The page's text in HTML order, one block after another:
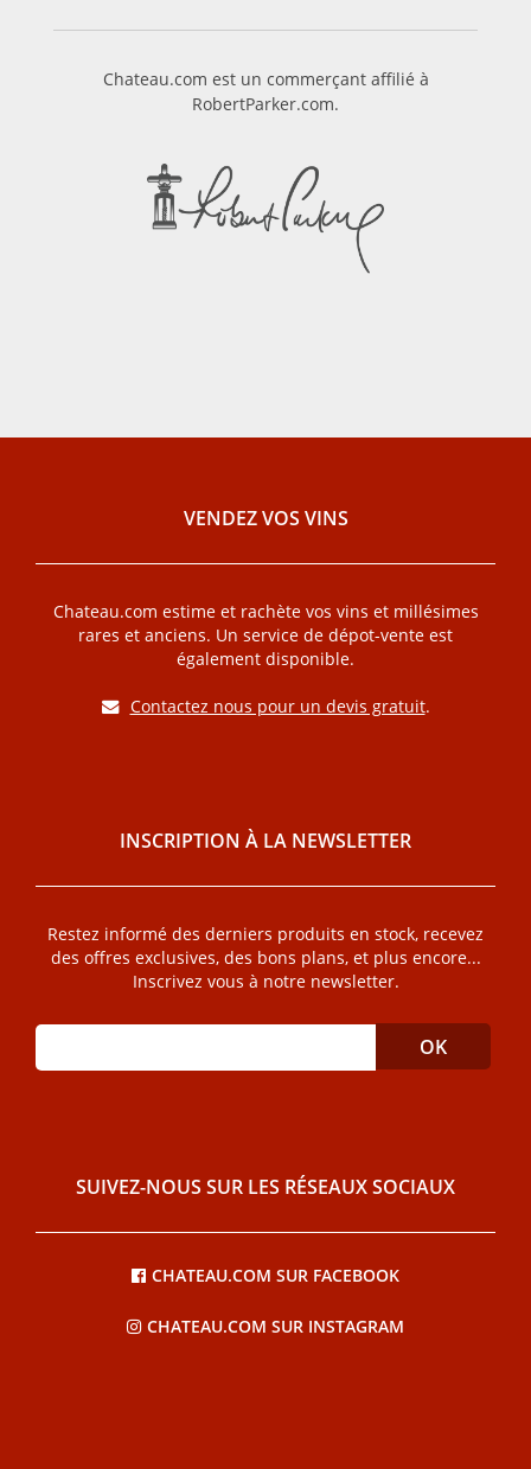
Chateau.com est un commerçant affilié à
RobertParker.com.
VENDEZ VOS VINS
Chateau.com estime et rachète vos vins et millésimes
rares et anciens. Un service de dépot-vente est
également disponible.
Contactez nous pour un devis gratuit.
INSCRIPTION À LA NEWSLETTER
Restez informé des derniers produits en stock, recevez
des offres exclusives, des bons plans, et plus encore...
Inscrivez vous à notre newsletter.
SUIVEZ-NOUS SUR LES RÉSEAUX SOCIAUX
CHATEAU.COM SUR FACEBOOK
CHATEAU.COM SUR INSTAGRAM